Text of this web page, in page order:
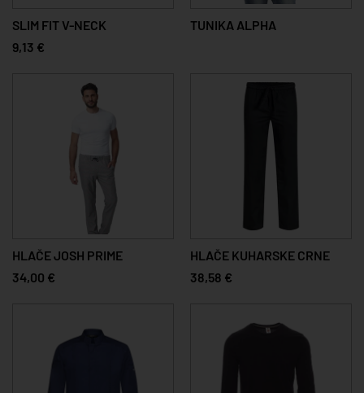
SLIM FIT V-NECK
9,13 €
TUNIKA ALPHA
HLAČE JOSH PRIME
34,00 €
HLAČE KUHARSKE CRNE
38,58 €